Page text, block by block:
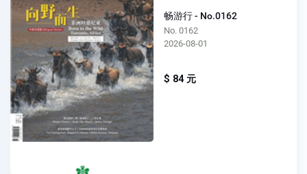
畅游行 - No.0162
No. 0162
2026-08-01
$ 84 元